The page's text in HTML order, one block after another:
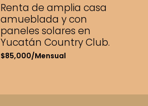
Renta de amplia casa
amueblada y con
paneles solares en
Yucatán Country Club.
$85,000/Mensual